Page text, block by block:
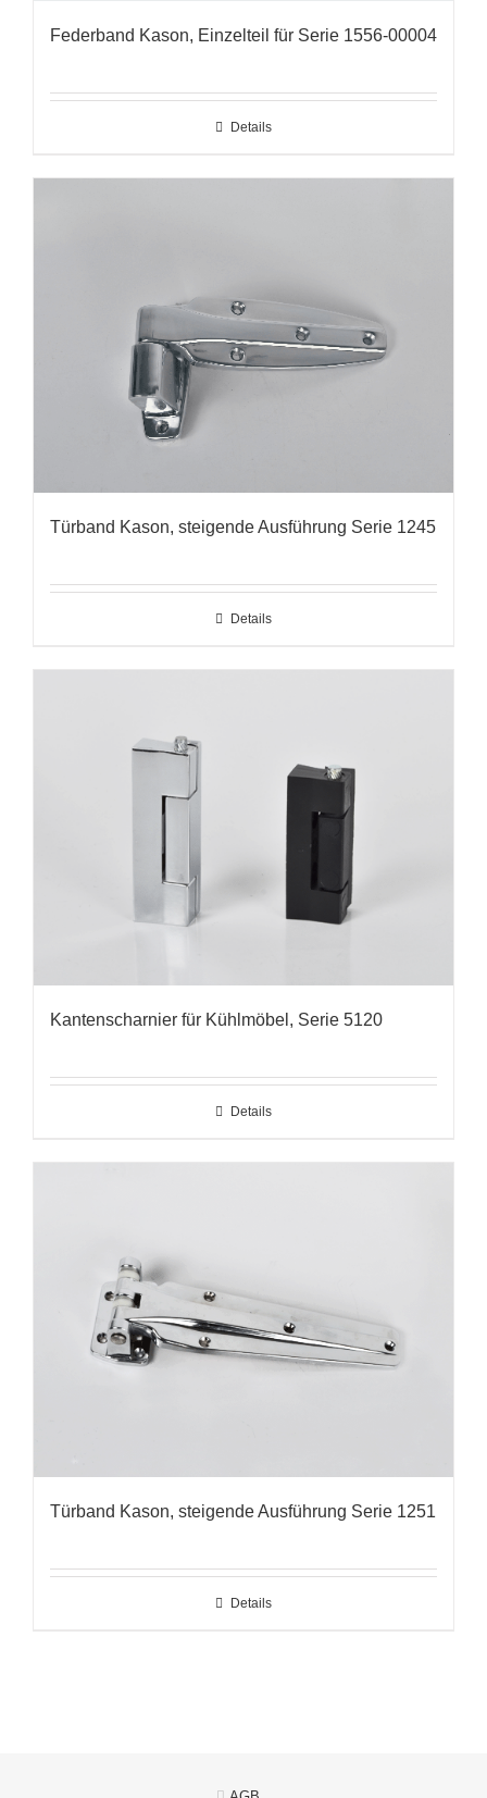
Federband Kason, Einzelteil für Serie 1556-00004
Details
Türband Kason, steigende Ausführung Serie 1245
Details
Kantenscharnier für Kühlmöbel, Serie 5120
Details
Türband Kason, steigende Ausführung Serie 1251
Details